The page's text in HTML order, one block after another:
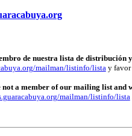
de nuestra lista de
mailman/listinfo/listay favor
a member of our mailing list and
mailman/listinfo/lista